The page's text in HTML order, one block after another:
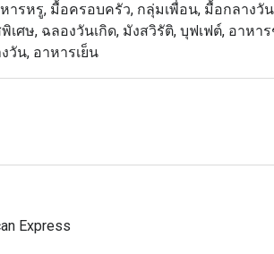
Bangkok เป็นห้องอาหารจีนกวางตุ้งระ
งเทพฯ ทำเลใจกลางเมืองใกล้กับ เซ็นทรั
รรยากาศโอ่โถงและหรูหรา เหมาะสำหรั
เศษ
ดอื่น ๆ ได้แก่ ฟองเต้าหู้ทอดซอสเห็ดทรัฟเฟิ
เนื้อเด้งและซาลาเปาลาวาไข่เค็ม
จกับความคุ้มค่าของบุฟเฟต์ติ่มซำคุณภาพสู
ารหรู, มื้อครอบครัว, กลุ่มเพื่อน, มื้อกลางวั
ศษ, ฉลองวันเกิด, มังสวิรัติ, บุฟเฟต์, อาหา
วัน, อาหารเย็น
Express